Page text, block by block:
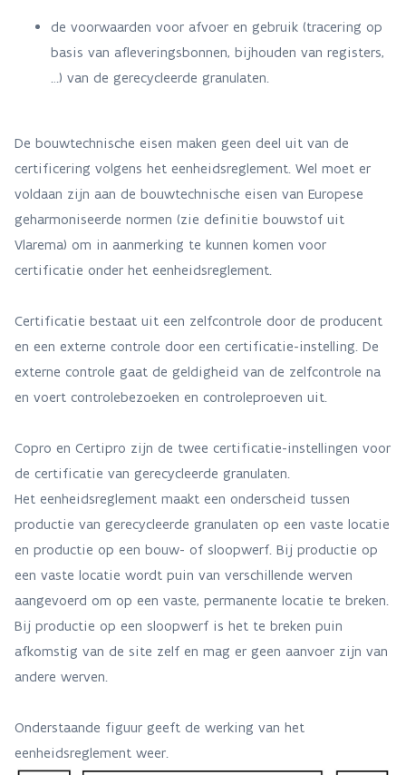
de voorwaarden voor afvoer en gebruik (tracering op
basis van afleveringsbonnen, bijhouden van registers,
…) van de gerecycleerde granulaten.
De bouwtechnische eisen maken geen deel uit van de
certificering volgens het eenheidsreglement. Wel moet er
voldaan zijn aan de bouwtechnische eisen van Europese
geharmoniseerde normen (zie definitie bouwstof uit
Vlarema) om in aanmerking te kunnen komen voor
certificatie onder het eenheidsreglement.
Certificatie bestaat uit een zelfcontrole door de producent
en een externe controle door een certificatie-instelling. De
externe controle gaat de geldigheid van de zelfcontrole na
en voert controlebezoeken en controleproeven uit.
Copro en Certipro zijn de twee certificatie-instellingen voor
de certificatie van gerecycleerde granulaten.
Het eenheidsreglement maakt een onderscheid tussen
productie van gerecycleerde granulaten op een vaste locatie
en productie op een bouw- of sloopwerf. Bij productie op
een vaste locatie wordt puin van verschillende werven
aangevoerd om op een vaste, permanente locatie te breken.
Bij productie op een sloopwerf is het te breken puin
afkomstig van de site zelf en mag er geen aanvoer zijn van
andere werven.
Onderstaande figuur geeft de werking van het
eenheidsreglement weer.